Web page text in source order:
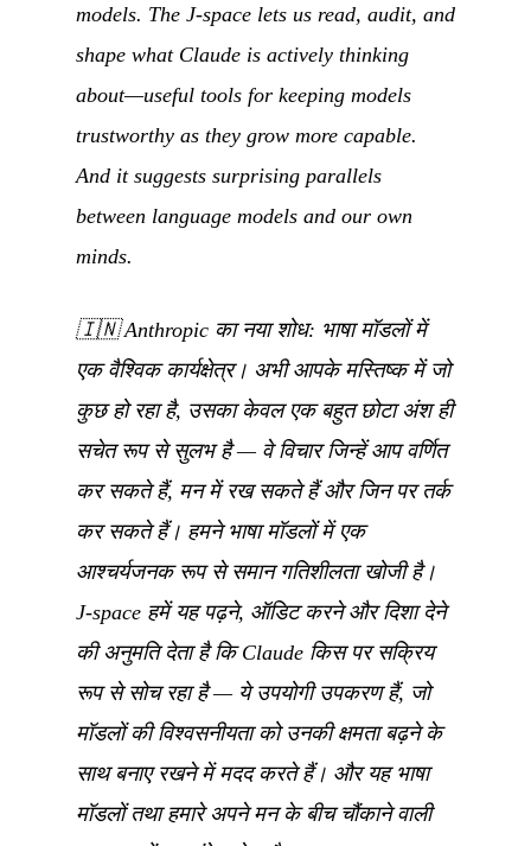
models. The J-space lets us read, audit, and
shape what Claude is actively thinking
about—useful tools for keeping models
trustworthy as they grow more capable.
And it suggests surprising parallels
between language models and our own
minds.
🇮🇳Anthropic का नया शोध: भाषा मॉडलों में
एक वैश्विक कार्यक्षेत्र। अभी आपके मस्तिष्क में जो
कुछ हो रहा है, उसका केवल एक बहुत छोटा अंश ही
सचेत रूप से सुलभ है — वे विचार जिन्हें आप वर्णित
कर सकते हैं, मन में रख सकते हैं और जिन पर तर्क
कर सकते हैं। हमने भाषा मॉडलों में एक
आश्चर्यजनक रूप से समान गतिशीलता खोजी है।
J-space हमें यह पढ़ने, ऑडिट करने और दिशा देने
की अनुमति देता है कि Claude किस पर सक्रिय
रूप से सोच रहा है — ये उपयोगी उपकरण हैं, जो
मॉडलों की विश्वसनीयता को उनकी क्षमता बढ़ने के
साथ बनाए रखने में मदद करते हैं। और यह भाषा
मॉडलों तथा हमारे अपने मन के बीच चौंकाने वाली